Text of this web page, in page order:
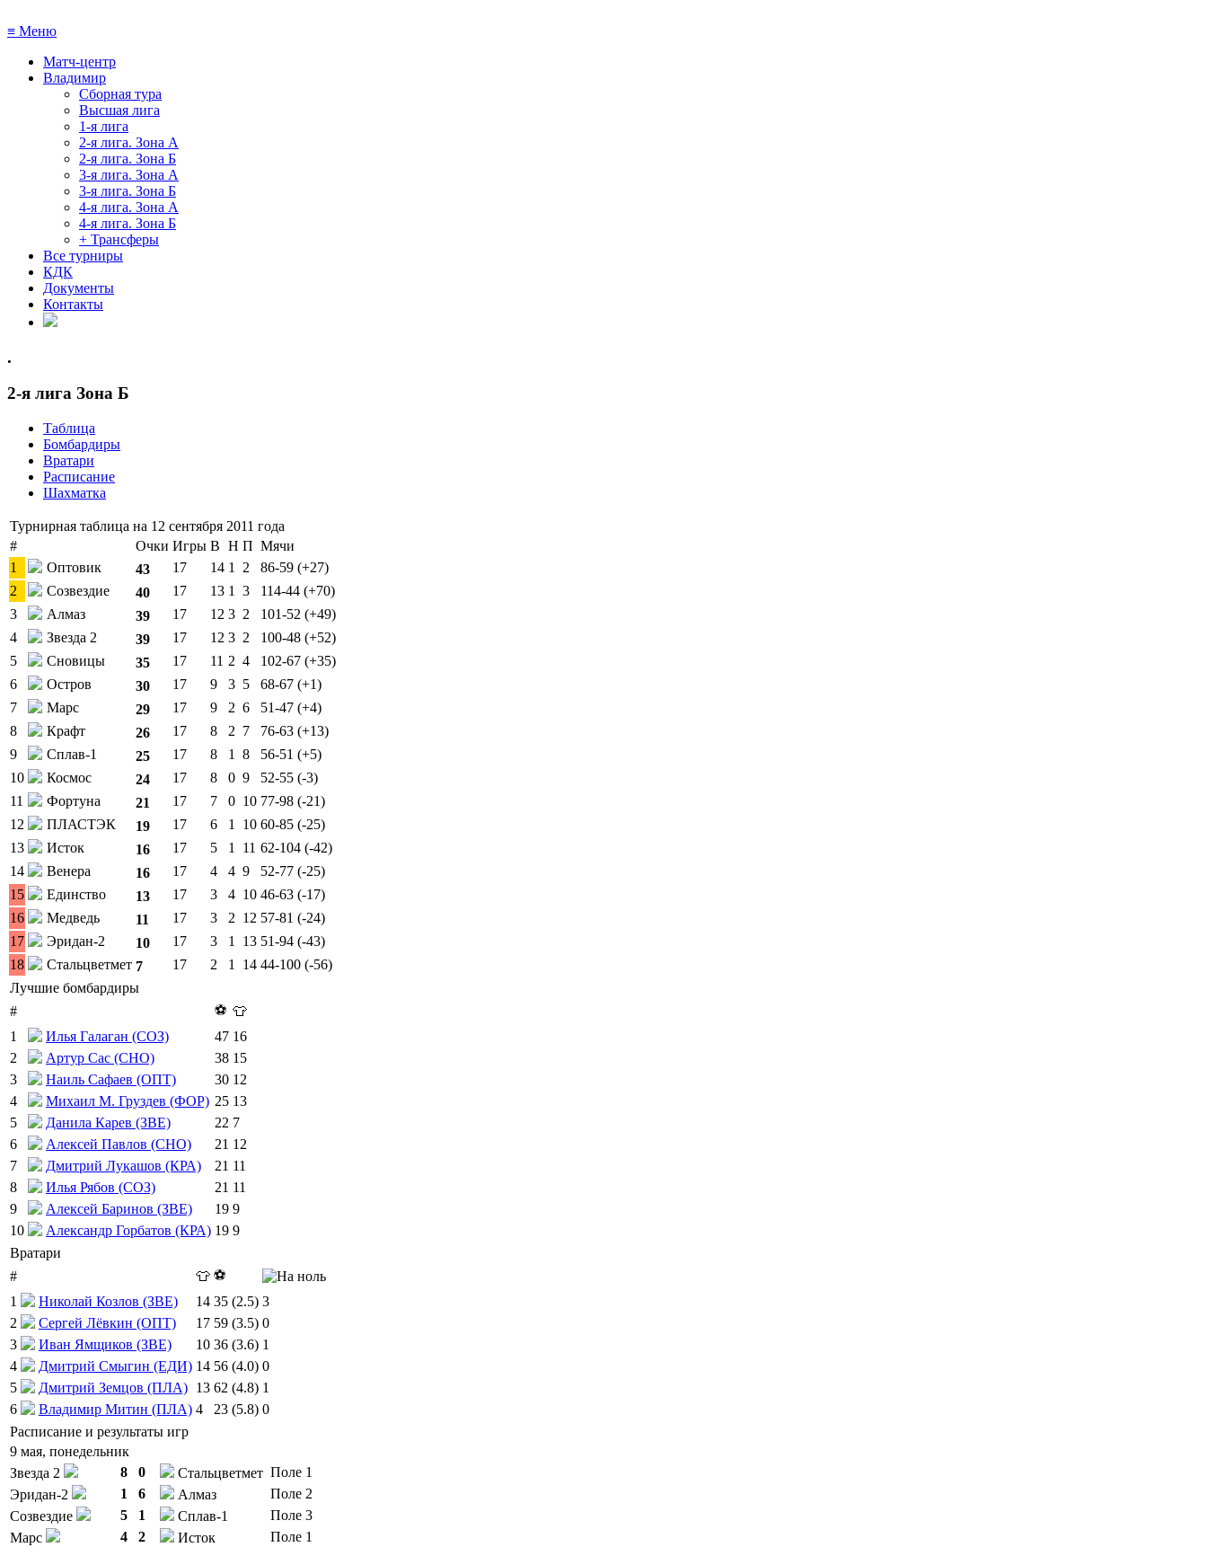
≡ Меню
Матч-центр
Владимир
Сборная тура
Высшая лига
1-я лига
2-я лига. Зона А
2-я лига. Зона Б
3-я лига. Зона А
3-я лига. Зона Б
4-я лига. Зона А
4-я лига. Зона Б
+ Трансферы
Все турниры
КДК
Документы
Контакты
.
2-я лига Зона Б
Таблица
Бомбардиры
Вратари
Расписание
Шахматка
Турнирная таблица на 12 сентября 2011 года
#
Очки Игры В Н П Мячи
1
Оптовик 43 17 14 1 2
86-59 (+27)
2
Созвездие 40 17 13 1 3
114-44 (+70)
3
Алмаз 39 17 12 3 2
101-52 (+49)
4
Звезда 2 39 17 12 3 2
100-48 (+52)
5
Сновицы 35 17 11 2 4
102-67 (+35)
6
Остров 30 17 9 3 5
68-67 (+1)
7
Марс 29 17 9 2 6
51-47 (+4)
8
Крафт 26 17 8 2 7
76-63 (+13)
9
Сплав-1 25 17 8 1 8
56-51 (+5)
10
Космос 24 17 8 0 9
52-55 (-3)
11
Фортуна 21 17 7 0 10 77-98 (-21)
12
ПЛАСТЭК 19 17 6 1 10 60-85 (-25)
13
Исток 16 17 5 1 11 62-104 (-42)
14
Венера 16 17 4 4 9
52-77 (-25)
15
Единство 13 17 3 4 10 46-63 (-17)
16
Медведь 11 17 3 2 12 57-81 (-24)
17
Эридан-2 10 17 3 1 13 51-94 (-43)
18
Стальцветмет 7 17 2 1 14 44-100 (-56)
Лучшие бомбардиры
#
⚽ 👕
1
Илья Галаган (СОЗ) 47 16
2
Артур Сас (СНО) 38 15
3
Наиль Сафаев (ОПТ) 30 12
4
Михаил М. Груздев (ФОР) 25 13
5
Данила Карев (ЗВЕ) 22 7
6
Алексей Павлов (СНО) 21 12
7
Дмитрий Лукашов (КРА) 21 11
8
Илья Рябов (СОЗ) 21 11
9
Алексей Баринов (ЗВЕ) 19 9
10
Александр Горбатов (КРА) 19 9
Вратари
#
👕 ⚽
1
Николай Козлов (ЗВЕ) 14 35 (2.5) 3
2
Сергей Лёвкин (ОПТ) 17 59 (3.5) 0
3
Иван Ямщиков (ЗВЕ) 10 36 (3.6) 1
4
Дмитрий Смыгин (ЕДИ) 14 56 (4.0) 0
5
Дмитрий Земцов (ПЛА) 13 62 (4.8) 1
6
Владимир Митин (ПЛА) 4 23 (5.8) 0
Расписание и результаты игр
9 мая, понедельник
Звезда 2
8 0 Стальцветмет Поле 1
Эридан-2
1 6 Алмаз
Поле 2
Созвездие
5 1 Сплав-1
Поле 3
Марс
4 2 Исток
Поле 1